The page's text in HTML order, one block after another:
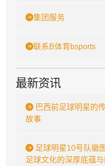
集团服务
联系B体育bsports
最新资讯
巴西前足球明星的
故事
足球明星10号队徽
足球文化的深厚底蕴